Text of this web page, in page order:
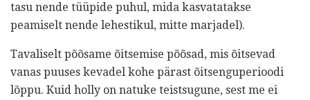
tasu nende tüüpide puhul, mida kasvatatakse
peamiselt nende lehestikul, mitte marjadel).
Tavaliselt põõsame õitsemise põõsad, mis õitsevad
vanas puuses kevadel kohe pärast õitsenguperioodi
lõppu. Kuid holly on natuke teistsugune, sest me ei